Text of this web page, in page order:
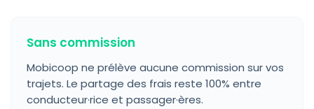
Sans commission
Mobicoop ne prélève aucune commission sur vos
trajets. Le partage des frais reste 100% entre
conducteur·rice et passager·ères.